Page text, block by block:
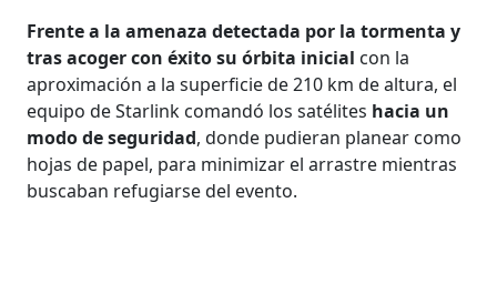
Frente a la amenaza detectada por la tormenta y
tras acoger con éxito su órbita inicial con la
aproximación a la superficie de 210 km de altura, el
equipo de Starlink comandó los satélites hacia un
modo de seguridad, donde pudieran planear como
hojas de papel, para minimizar el arrastre mientras
buscaban refugiarse del evento.